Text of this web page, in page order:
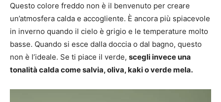
Questo colore freddo non è il benvenuto per creare
un’atmosfera calda e accogliente. È ancora più spiacevole
in inverno quando il cielo è grigio e le temperature molto
basse. Quando si esce dalla doccia o dal bagno, questo
non è l’ideale. Se ti piace il verde, scegli invece una
tonalità calda come salvia, oliva, kaki o verde mela.